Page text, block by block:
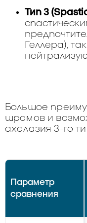
Тип 3
Геллера),
Большое
шрамов и
ахалазия 3-го
Параметр
сравнения